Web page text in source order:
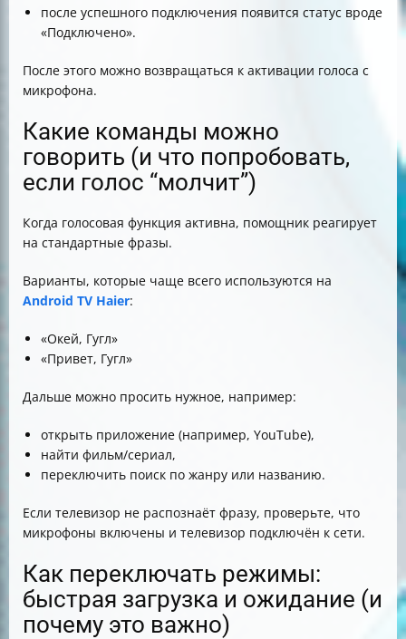
после успешного подключения появится статус вроде
«Подключено».
После этого можно возвращаться к активации голоса с
микрофона.
Какие команды можно
говорить (и что попробовать,
если голос “молчит”)
Когда голосовая функция активна, помощник реагирует
на стандартные фразы.
Варианты, которые чаще всего используются на
Android TV Haier:
«Окей, Гугл»
«Привет, Гугл»
Дальше можно просить нужное, например:
открыть приложение (например, YouTube),
найти фильм/сериал,
переключить поиск по жанру или названию.
Если телевизор не распознаёт фразу, проверьте, что
микрофоны включены и телевизор подключён к сети.
Как переключать режимы:
быстрая загрузка и ожидание (и
почему это важно)